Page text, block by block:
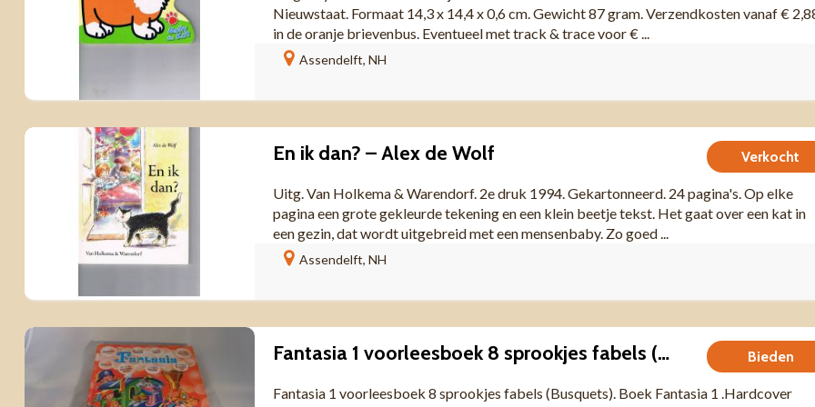
Nieuwstaat. Formaat 14,3 x 14,4 x 0,6 cm. Gewicht 87 gram. Verzendkosten vanaf €
in de oranje brievenbus. Eventueel met track & trace voor € ...
Assendelft, NH
Verkocht
En ik dan? – Alex de Wolf
Uitg. Van Holkema & Warendorf. 2e druk 1994. Gekartonneerd. 24 pagina's. Op elke
pagina een grote gekleurde tekening en een klein beetje tekst. Het gaat over een kat in
een gezin, dat wordt uitgebreid met een mensenbaby. Zo goed ...
Assendelft, NH
Bieden
Fantasia 1 voorleesboek 8 sprookjes fabels (Busquets).
Fantasia 1 voorleesboek 8 sprookjes fabels (Busquets). Boek Fantasia 1 .Hardcover